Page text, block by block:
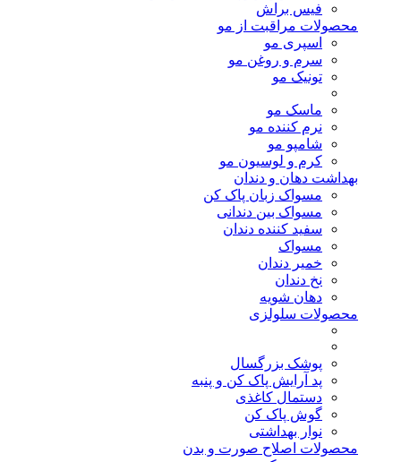
فیس براش
محصولات مراقبت از مو
اسپری مو
سرم و روغن مو
تونیک مو
ماسک مو
نرم کننده مو
شامپو مو
کرم و لوسیون مو
بهداشت دهان و دندان
مسواک زبان پاک کن
مسواک بین دندانی
سفید کننده دندان
مسواک
خمیر دندان
نخ دندان
دهان شویه
محصولات سلولزی
پوشک بزرگسال
پد آرایش پاک کن و پنبه
دستمال کاغذی
گوش پاک کن
نوار بهداشتی
محصولات اصلاح صورت و بدن